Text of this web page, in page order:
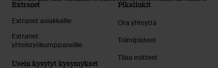
Extranet
Extranet asiakkaille
Extranet
yhteistyökumppaneille
Usein kysytyt kysymykset
Pikalinkit
Ota yhteyttä
Toimipisteet
Tilaa esitteet